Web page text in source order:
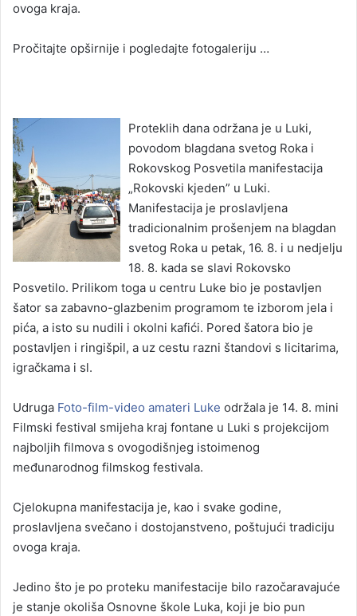
ovoga kraja.
Pročitajte opširnije i pogledajte fotogaleriju …
Proteklih dana održana je u Luki,
povodom blagdana svetog Roka i
Rokovskog Posvetila manifestacija
„Rokovski kjeden” u Luki.
Manifestacija je proslavljena
tradicionalnim prošenjem na blagdan
svetog Roka u petak, 16. 8. i u nedjelju
18. 8. kada se slavi Rokovsko
Posvetilo. Prilikom toga u centru Luke bio je postavljen
šator sa zabavno-glazbenim programom te izborom jela i
pića, a isto su nudili i okolni kafići. Pored šatora bio je
postavljen i ringišpil, a uz cestu razni štandovi s licitarima,
igračkama i sl.
Udruga Foto-film-video amateri Luke održala je 14. 8. mini
Filmski festival smijeha kraj fontane u Luki s projekcijom
najboljih filmova s ovogodišnjeg istoimenog
međunarodnog filmskog festivala.
Cjelokupna manifestacija je, kao i svake godine,
proslavljena svečano i dostojanstveno, poštujući tradiciju
ovoga kraja.
Jedino što je po proteku manifestacije bilo razočaravajuće
je stanje okoliša Osnovne škole Luka, koji je bio pun